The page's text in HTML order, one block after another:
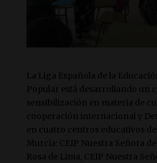
La Liga Española de la
Popular está desarrollando un
sensibilización en materia de
cooperación internacional y
en cuatro centros educativos
Murcia: CEIP Nuestra Señora de
Rosa de Lima, CEIP Nuestra